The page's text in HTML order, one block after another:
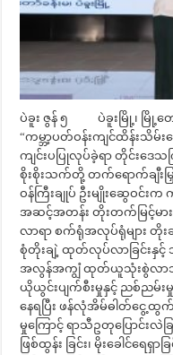
ပဲခူး ဇွန် ၅ ပဲခူးမြို့၊ မြို့တေ
“ကမ္ဘာ့ပတ်ဝန်းကျင်ထိန်းသိမ်
ကျင်းပပြုလုပ်ခဲ့ရာ တိုင်းဒေသကြီ
စိုးစိုးသက်တို့ တက်ရောက်ချီး
ဝန်ကြီးချုပ် ဦးမျိုးဆွေဝင်းက
အဆင့်အတန်း တိုးတက်မြင့်မား
လာရာ စက်ရုံအလုပ်ရုံများ တိုး
စုံတိုးချဲ့ ထုတ်လုပ်လာခြင်းနှင့်
အလွန်အကျွံ ထုတ်ယူသုံးစွဲလာ
ယိုယွင်းပျက်စီးမှုနှင့် ညစ်ညမ်
နေရပြီး ဖန်လုံအိမ်ဓါတ်ငွေ့ထွ
မှုကြောင့် ရာသီဥတုပြောင်းလဲခြ
ဖြစ်ထွန်း ခြင်း၊ မိုးခေါင်ရေ